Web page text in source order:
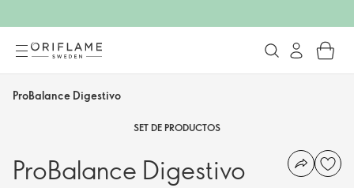
ProBalance Digestivo
SET DE PRODUCTOS
ProBalance Digestivo